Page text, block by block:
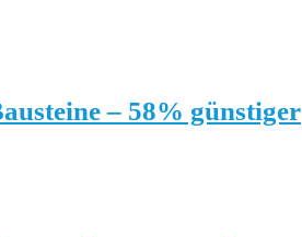
– 58% günstiger